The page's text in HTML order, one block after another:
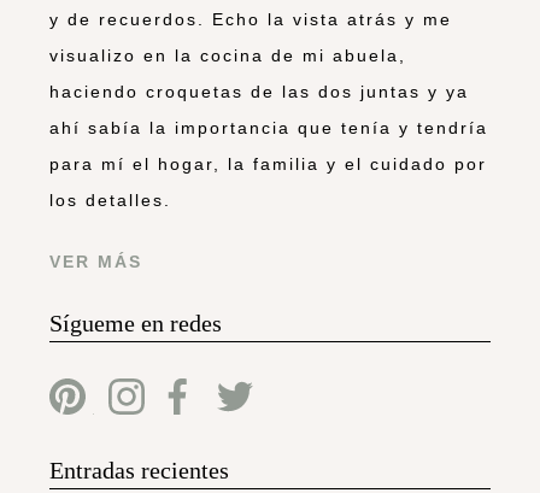
y de recuerdos. Echo la vista atrás y me
visualizo en la cocina de mi abuela,
haciendo croquetas de las dos juntas y ya
ahí sabía la importancia que tenía y tendría
para mí el hogar, la familia y el cuidado por
los detalles.
VER MÁS
Sígueme en redes
Entradas recientes